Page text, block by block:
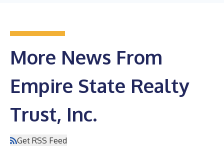
More News From
Empire State Realty
Trust, Inc.
Get RSS Feed